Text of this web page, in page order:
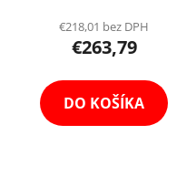
Ochranným Obalom
20cm Holofan
Ventilátor HD
€218,01 bez DPH
€263,79
DO KOŠÍKA